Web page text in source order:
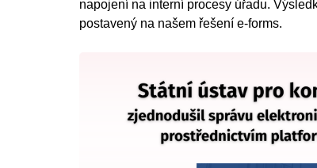
napojení na interní procesy úřadu.
postavený na našem řešení e-forms.